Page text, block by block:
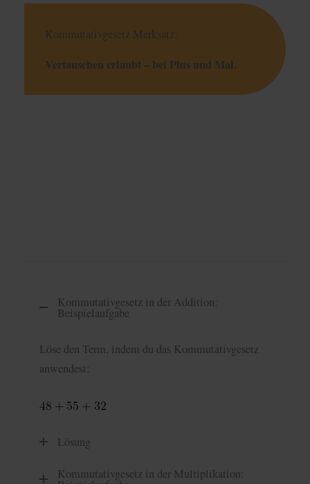
Kommutativgesetz Merksatz:
Vertauschen erlaubt – bei Plus und Mal.
Kommutativgesetz in der Addition:
Beispielaufgabe
Löse den Term, indem du das Kommutativgesetz
anwendest:
Lösung
Kommutativgesetz in der Multiplikation: